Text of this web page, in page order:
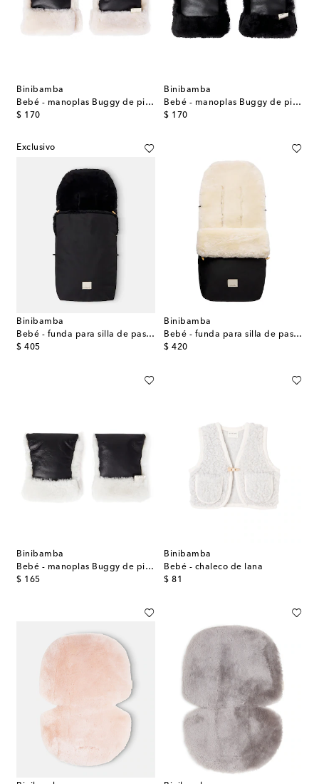
Binibamba
Bebé - manoplas Buggy de piel y borrego
$ 170
original price
Binibamba
Bebé - manoplas Buggy de piel y borrego
$ 170
original price
Exclusivo
Binibamba
Bebé - funda para silla de paseo Puffmuff® de borrego
$ 405
original price
Binibamba
Bebé - funda para silla de paseo Puffmuff® de borrego
$ 420
original price
Binibamba
Bebé - manoplas Buggy de piel y borrego
$ 165
original price
Binibamba
Bebé - chaleco de lana
$ 81
original price